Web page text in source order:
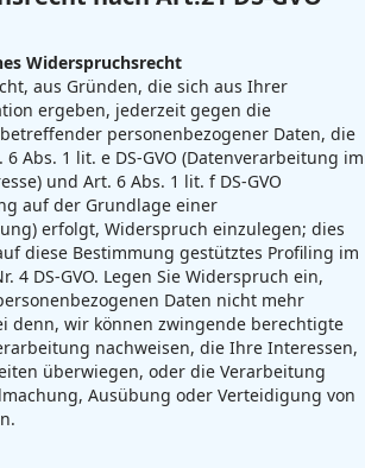
Widerspruchsrecht
aus Gründen, die sich aus Ihrer
ergeben, jederzeit gegen die
personenbezogener Daten, die
Abs. 1 lit. e DS-GVO (Datenverarbeitung im
und Art. 6 Abs. 1 lit. f DS-GVO
auf der Grundlage einer
erfolgt, Widerspruch einzulegen; dies
diese Bestimmung gestütztes Profiling im
4 DS-GVO. Legen Sie Widerspruch ein,
Daten nicht mehr
denn, wir können zwingende berechtigte
nachweisen, die Ihre Interessen,
überwiegen, oder die Verarbeitung
Ausübung oder Verteidigung von